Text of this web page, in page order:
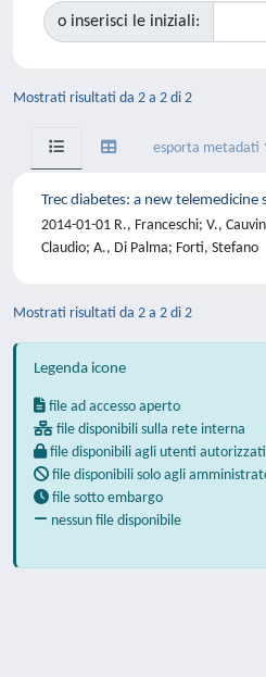
o inserisci le iniziali:
Mostrati risultati da 2 a 2 di 2
esporta metadati
Trec diabetes: a new telemedicine
2014-01-01 R., Franceschi; V.,
Claudio; A., Di Palma; Forti, Stefano
Mostrati risultati da 2 a 2 di 2
Legenda icone
file ad accesso aperto
file disponibili sulla rete interna
file disponibili agli utenti autorizzati
file disponibili solo agli
file sotto embargo
nessun file disponibile